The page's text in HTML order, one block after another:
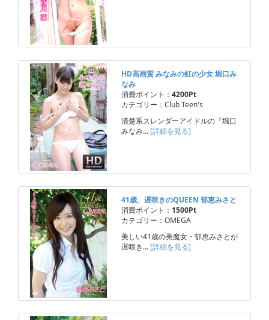
HD高画質 みなみの虹の少女 堀口み
なみ
消費ポイント： 4200Pt
カテゴリー：Club Teen's
清楚系スレンダーアイドルの『堀口
みなみ… [詳細を見る]
41歳、遅咲きのQUEEN 郁恵みさと
消費ポイント： 1500Pt
カテゴリー：OMEGA
美しい41歳の美魔女・郁恵みさとが
遅咲き… [詳細を見る]